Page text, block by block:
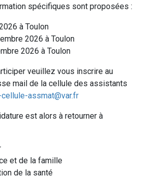
spécifiques sont proposées :
à Toulon
2026 à Toulon
2026 à Toulon
veuillez vous inscrire au
mail de la cellule des assistants
assmat@var.fr
est alors à retourner à
et de la famille
de la santé